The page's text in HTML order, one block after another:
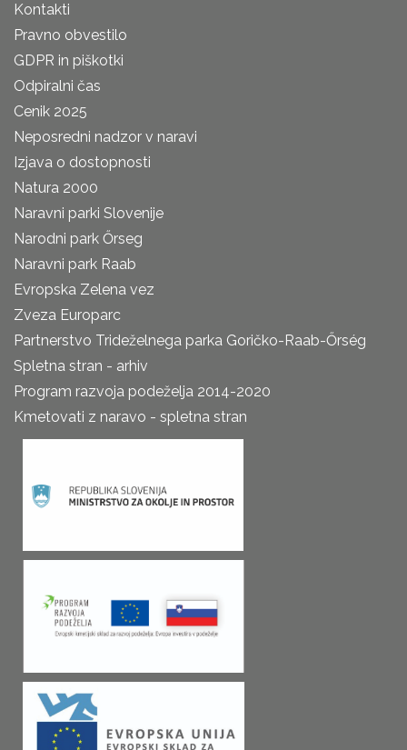
Kontakti
Pravno obvestilo
GDPR in piškotki
Odpiralni čas
Cenik 2025
Neposredni nadzor v naravi
Izjava o dostopnosti
Natura 2000
Naravni parki Slovenije
Narodni park Őrseg
Naravni park Raab
Evropska Zelena vez
Zveza Europarc
Partnerstvo Trideželnega parka Goričko-Raab-Őrség
Spletna stran - arhiv
Program razvoja podeželja 2014-2020
Kmetovati z naravo - spletna stran